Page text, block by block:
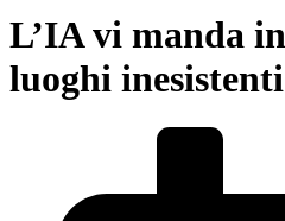
L’IA vi manda
luoghi